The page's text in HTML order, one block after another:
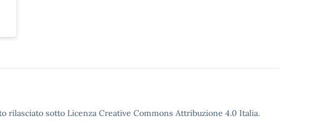
rilasciato sotto Licenza Creative Commons Attribuzione 4.0 Italia.